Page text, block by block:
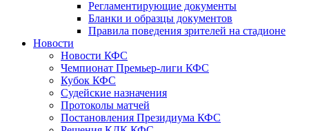
Регламентирующие документы
Бланки и образцы документов
Правила поведения зрителей на стадионе
Новости
Новости КФС
Чемпионат Премьер-лиги КФС
Кубок КФС
Судейские назначения
Протоколы матчей
Постановления Президиума КФС